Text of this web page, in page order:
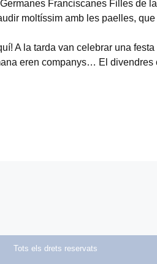
Franciscanes Filles de
moltíssim amb les paelles,
A la tarda van celebrar una
eren companys… El divendres
Tots els drets reservats